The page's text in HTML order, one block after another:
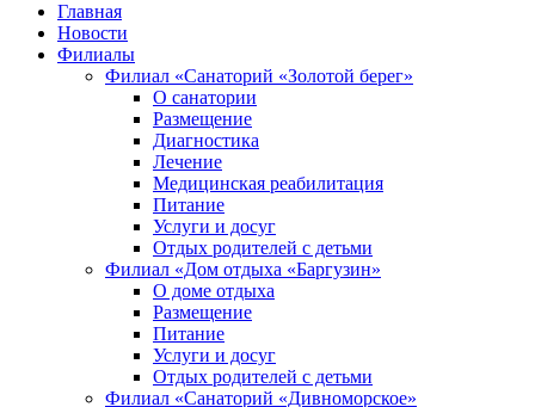
Главная
Новости
Филиалы
Филиал «Санаторий «Золотой берег»
О санатории
Размещение
Диагностика
Лечение
Медицинская реабилитация
Питание
Услуги и досуг
Отдых родителей с детьми
Филиал «Дом отдыха «Баргузин»
О доме отдыха
Размещение
Питание
Услуги и досуг
Отдых родителей с детьми
Филиал «Санаторий «Дивноморское»